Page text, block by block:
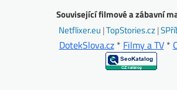
Související filmové a zábavní
Netflixer.eu |TopStories.cz|
DotekSlova.cz* Filmy a TV*